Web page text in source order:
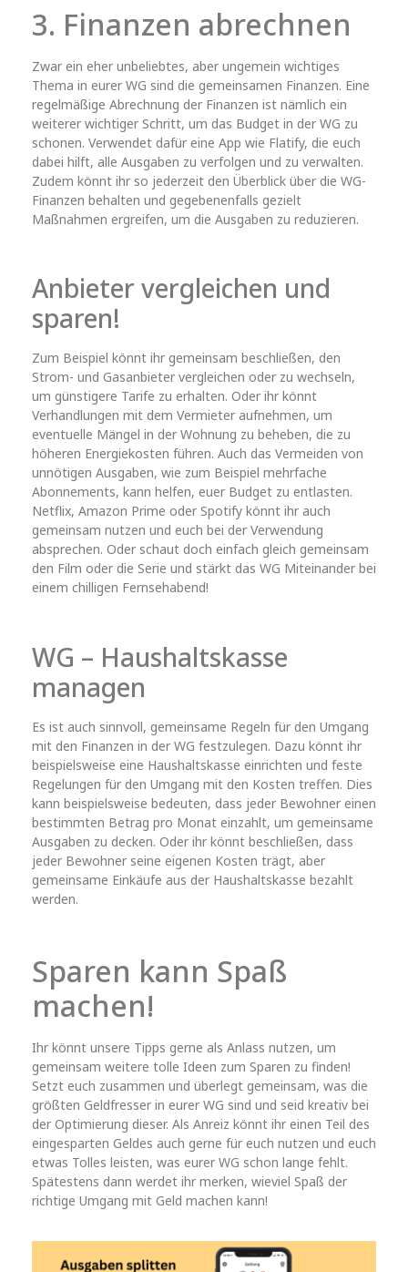
3. Finanzen abrechnen
Zwar ein eher unbeliebtes, aber ungemein wichtiges
Thema in eurer WG sind die gemeinsamen Finanzen. Eine
regelmäßige Abrechnung der Finanzen ist nämlich ein
weiterer wichtiger Schritt, um das Budget in der WG zu
schonen. Verwendet dafür eine App wie Flatify, die euch
dabei hilft, alle Ausgaben zu verfolgen und zu verwalten.
Zudem könnt ihr so jederzeit den Überblick über die WG-
Finanzen behalten und gegebenenfalls gezielt
Maßnahmen ergreifen, um die Ausgaben zu reduzieren.
Anbieter vergleichen und
sparen!
Zum Beispiel könnt ihr gemeinsam beschließen, den
Strom- und Gasanbieter vergleichen oder zu wechseln,
um günstigere Tarife zu erhalten. Oder ihr könnt
Verhandlungen mit dem Vermieter aufnehmen, um
eventuelle Mängel in der Wohnung zu beheben, die zu
höheren Energiekosten führen. Auch das Vermeiden von
unnötigen Ausgaben, wie zum Beispiel mehrfache
Abonnements, kann helfen, euer Budget zu entlasten.
Netflix, Amazon Prime oder Spotify könnt ihr auch
gemeinsam nutzen und euch bei der Verwendung
absprechen. Oder schaut doch einfach gleich gemeinsam
den Film oder die Serie und stärkt das WG Miteinander bei
einem chilligen Fernsehabend!
WG – Haushaltskasse
managen
Es ist auch sinnvoll, gemeinsame Regeln für den Umgang
mit den Finanzen in der WG festzulegen. Dazu könnt ihr
beispielsweise eine Haushaltskasse einrichten und feste
Regelungen für den Umgang mit den Kosten treffen. Dies
kann beispielsweise bedeuten, dass jeder Bewohner einen
bestimmten Betrag pro Monat einzahlt, um gemeinsame
Ausgaben zu decken. Oder ihr könnt beschließen, dass
jeder Bewohner seine eigenen Kosten trägt, aber
gemeinsame Einkäufe aus der Haushaltskasse bezahlt
werden.
Sparen kann Spaß
machen!
Ihr könnt unsere Tipps gerne als Anlass nutzen, um
gemeinsam weitere tolle Ideen zum Sparen zu finden!
Setzt euch zusammen und überlegt gemeinsam, was die
größten Geldfresser in eurer WG sind und seid kreativ bei
der Optimierung dieser. Als Anreiz könnt ihr einen Teil des
eingesparten Geldes auch gerne für euch nutzen und euch
etwas Tolles leisten, was eurer WG schon lange fehlt.
Spätestens dann werdet ihr merken, wieviel Spaß der
richtige Umgang mit Geld machen kann!